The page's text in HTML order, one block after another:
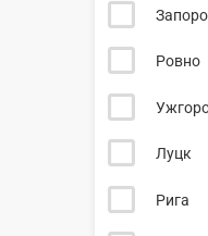
Ровно
Луцк
Рига